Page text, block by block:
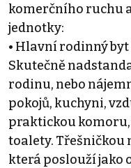
komerčního ruchu
jednotky:
• Hlavní rodinný byt
Skutečně
rodinu, nebo
pokojů, kuchyni,
praktickou
toalety. Třešničkou
která poslouží jako